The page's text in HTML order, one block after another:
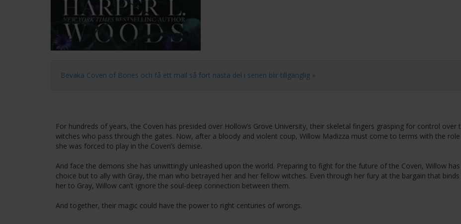
Bevaka Coven of Bones och få ett mail så fort nästa del i serien blir tillgänglig »
For hundreds of years, the Coven has presided over Hollow’s Grove University, their skeletal fingers grasping for control over
witches who pass through the gates. Now, after a bloody and violent coup, Willow Madizza must come to terms with the role
she was forced to play in the Coven’s demise.
And face the demons she has unwittingly unleashed upon the world. Preparing to fight for the future of the Coven, Willow
choice but to ally with Gray, the man who betrayed her and her fellow witches. Even through her fury at the bargain that binds
her to Gray, Willow can’t ignore the soul-deep connection between them.
And together, their magic could have the power to right centuries of wrongs.